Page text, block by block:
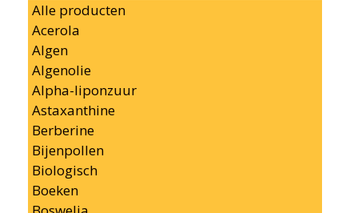
Alle producten
Acerola
Algen
Algenolie
Alpha-liponzuur
Astaxanthine
Berberine
Bijenpollen
Biologisch
Boeken